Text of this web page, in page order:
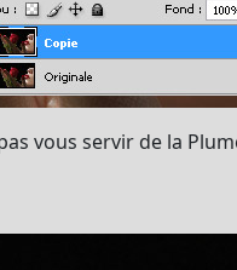
vous servir de la